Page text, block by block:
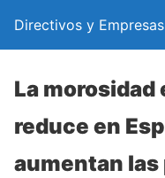
Directivos y Empresas
La morosidad
reduce en
aumentan